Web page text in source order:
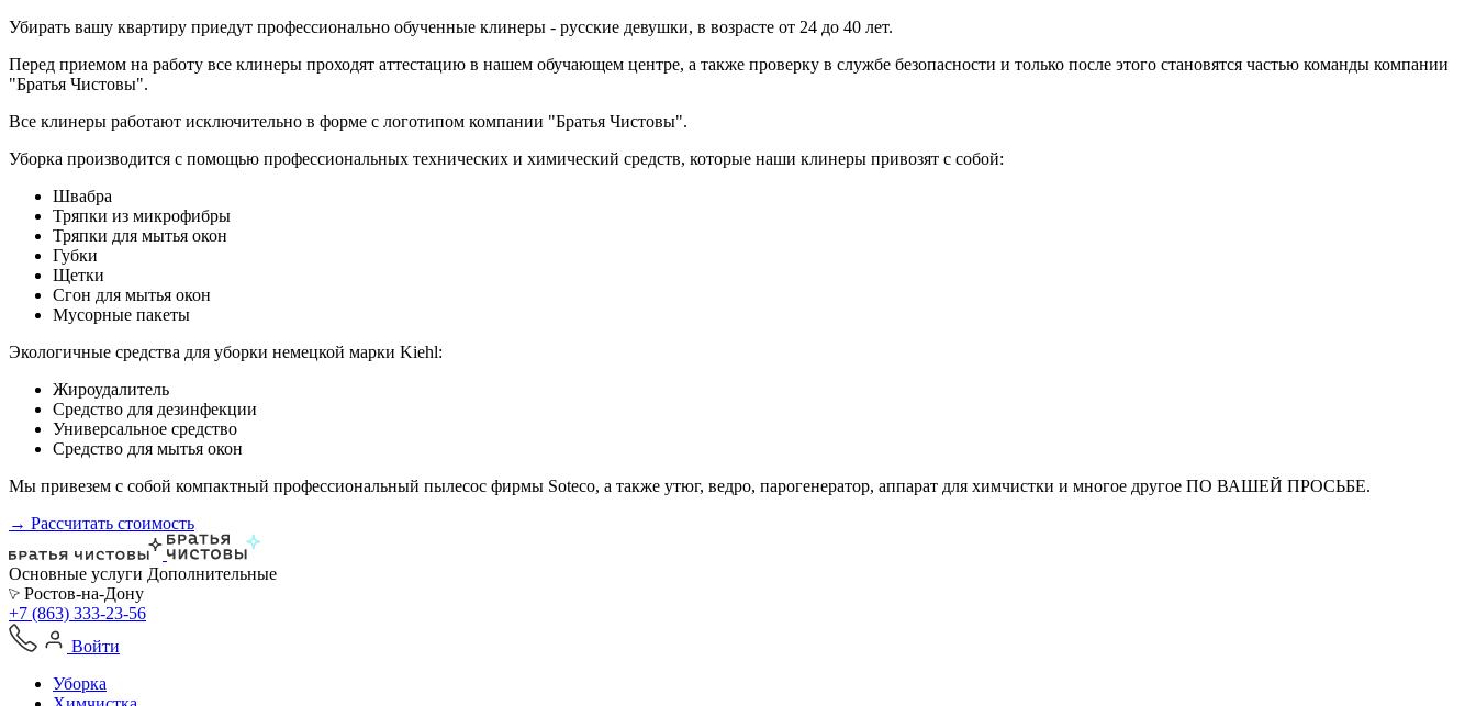
Убирать вашу квартиру приедут профессионально обученные клинеры - русские девушки, в возрасте от 24 до 40 лет.
Перед приемом на работу все клинеры проходят аттестацию в нашем обучающем центре, а также проверку в службе безопасности и только после этого становятся частью команды компании
"Братья Чистовы".
Все клинеры работают исключительно в форме с логотипом компании "Братья Чистовы".
Уборка производится с помощью профессиональных технических и химический средств, которые наши клинеры привозят с собой:
Швабра
Тряпки из микрофибры
Тряпки для мытья окон
Губки
Щетки
Сгон для мытья окон
Мусорные пакеты
Экологичные средства для уборки немецкой марки Kiehl:
Жироудалитель
Средство для дезинфекции
Универсальное средство
Средство для мытья окон
Мы привезем с собой компактный профессиональный пылесос фирмы Soteco, а также утюг, ведро, парогенератор, аппарат для химчистки и многое другое ПО ВАШЕЙ ПРОСЬБЕ.
→ Рассчитать стоимость
Основные услуги Дополнительные
Ростов-на-Дону
+7 (863) 333-23-56
Войти
Уборка